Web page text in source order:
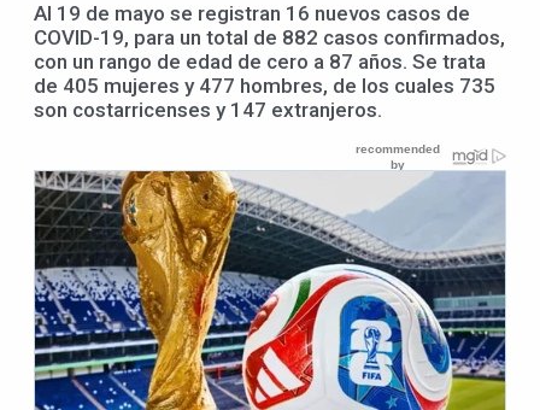
Al 19 de mayo se registran 16 nuevos casos de
COVID-19, para un total de 882 casos confirmados,
con un rango de edad de cero a 87 años. Se trata
de 405 mujeres y 477 hombres, de los cuales 735
son costarricenses y 147 extranjeros.